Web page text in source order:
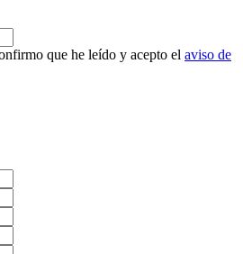
que he leído y acepto el aviso de